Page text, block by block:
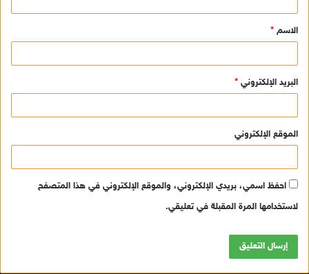
ق
*
الاسم *
البريد الإلكتروني *
الموقع الإلكتروني
احفظ اسمي، بريدي الإلكتروني، والموقع الإلكتروني في هذا المتصفح
لاستخدامها المرة المقبلة في تعليقي.